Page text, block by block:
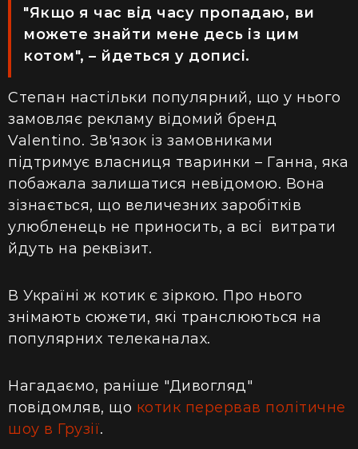
"Якщо я час від часу пропадаю, ви
можете знайти мене десь із цим
котом", – йдеться у дописі.
Степан настільки популярний, що у нього
замовляє рекламу відомий бренд
Valentino. Зв'язок із замовниками
підтримує власниця тваринки – Ганна, яка
побажала залишатися невідомою. Вона
зізнається, що величезних заробітків
улюбленець не приносить, а всі витрати
йдуть на реквізит.
В Україні ж котик є зіркою. Про нього
знімають сюжети, які транслюються на
популярних телеканалах.
Нагадаємо, раніше "Дивогляд"
повідомляв, що котик перервав політичне
шоу в Грузії.